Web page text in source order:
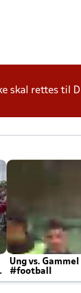
skal rettes til
Ung vs.
#football